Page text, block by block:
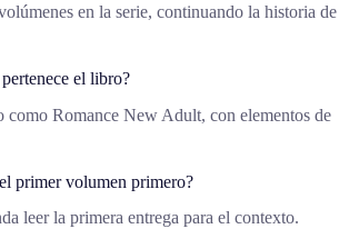
en la serie, continuando la historia de
el libro?
como Romance New Adult, con elementos de
primer volumen primero?
leer la primera entrega para el contexto.